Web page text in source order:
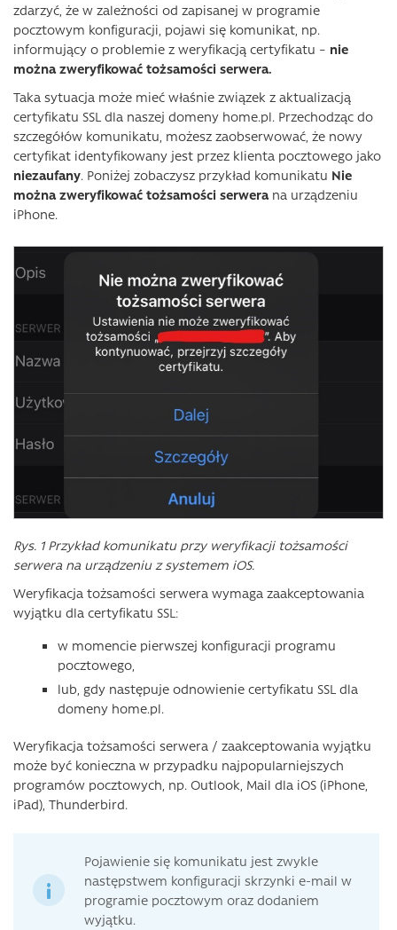
zdarzyć, że w zależności od zapisanej w programie
pocztowym konfiguracji, pojawi się komunikat, np.
informujący o problemie z weryfikacją certyfikatu – nie
można zweryfikować tożsamości serwera.
Taka sytuacja może mieć właśnie związek z aktualizacją
certyfikatu SSL dla naszej domeny home.pl. Przechodząc do
szczegółów komunikatu, możesz zaobserwować, że nowy
certyfikat identyfikowany jest przez klienta pocztowego jako
niezaufany. Poniżej zobaczysz przykład komunikatu Nie
można zweryfikować tożsamości serwerana urządzeniu
iPhone.
Rys. 1 Przykład komunikatu przy weryfikacji tożsamości
serwera na urządzeniu z systemem iOS.
Weryfikacja tożsamości serwera wymaga zaakceptowania
wyjątku dla certyfikatu SSL:
w momencie pierwszej konfiguracji programu
pocztowego,
lub, gdy następuje odnowienie certyfikatu SSL dla
domeny home.pl.
Weryfikacja tożsamości serwera / zaakceptowania wyjątku
może być konieczna w przypadku najpopularniejszych
programów pocztowych, np. Outlook, Mail dla iOS (iPhone,
iPad), Thunderbird.
Pojawienie się komunikatu jest zwykle
następstwem konfiguracji skrzynki e-mail w
programie pocztowym oraz dodaniem
wyjątku.